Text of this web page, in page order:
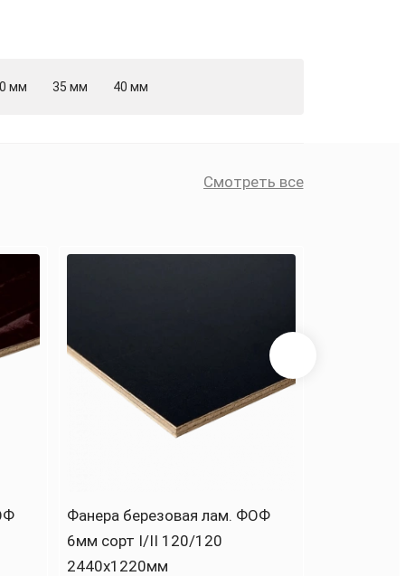
мм 35 мм 40 мм
Смотреть все
Фанера березовая лам. ФОФ
6мм сорт I/II 120/120
2440х1220мм